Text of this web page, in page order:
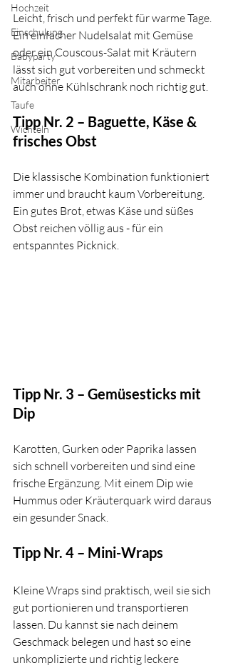
Hochzeit
Einschulung
Babyparty
Mitarbeiter
Taufe
Wichteln
Leicht, frisch und perfekt für warme Tage.
Ein einfacher Nudelsalat mit Gemüse
oder ein Couscous-Salat mit Kräutern
lässt sich gut vorbereiten und schmeckt
auch ohne Kühlschrank noch richtig gut.
Tipp Nr. 2 – Baguette, Käse &
frisches Obst
Die klassische Kombination funktioniert
immer und braucht kaum Vorbereitung.
Ein gutes Brot, etwas Käse und süßes
Obst reichen völlig aus - für ein
entspanntes Picknick.
Tipp Nr. 3 – Gemüsesticks mit
Dip
Karotten, Gurken oder Paprika lassen
sich schnell vorbereiten und sind eine
frische Ergänzung. Mit einem Dip wie
Hummus oder Kräuterquark wird daraus
ein gesunder Snack.
Tipp Nr. 4 – Mini-Wraps
Kleine Wraps sind praktisch, weil sie sich
gut portionieren und transportieren
lassen. Du kannst sie nach deinem
Geschmack belegen und hast so eine
unkomplizierte und richtig leckere